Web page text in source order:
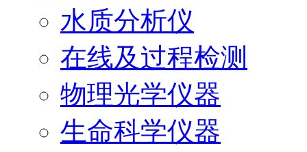
水质分析仪
在线及过程检测
物理光学仪器
生命科学仪器